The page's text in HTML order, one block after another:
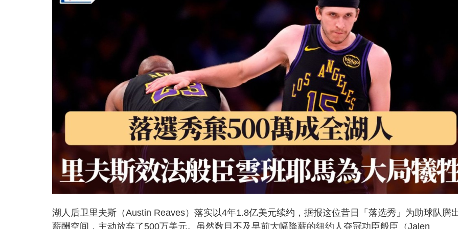
湖人后卫里夫斯（Austin Reaves）落实以4年1.8亿美元续约，据报这位昔日「落选秀」为助球队腾
薪酬空间，主动放弃了500万美元。虽然数目不及早前大幅降薪的纽约人夺冠功臣般臣（Jalen